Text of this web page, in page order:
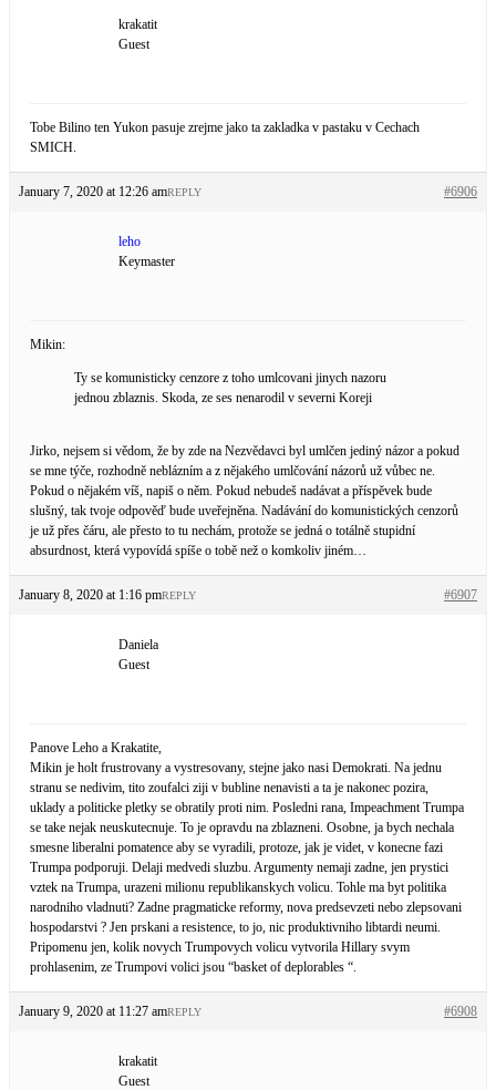
krakatit
Guest
Tobe Bilino ten Yukon pasuje zrejme jako ta zakladka v pastaku v Cechach
SMICH.
January 7, 2020 at 12:26 am #6906
REPLY
leho
Keymaster
Mikin:
Ty se komunisticky cenzore z toho umlcovani jinych nazoru
jednou zblaznis. Skoda, ze ses nenarodil v severni Koreji
Jirko, nejsem si vědom, že by zde na Nezvědavci byl umlčen jediný názor a pokud
se mne týče, rozhodně neblázním a z nějakého umlčování názorů už vůbec ne.
Pokud o nějakém víš, napiš o něm. Pokud nebudeš nadávat a příspěvek bude
slušný, tak tvoje odpověď bude uveřejněna. Nadávání do komunistických cenzorů
je už přes čáru, ale přesto to tu nechám, protože se jedná o totálně stupidní
absurdnost, která vypovídá spíše o tobě než o komkoliv jiném…
January 8, 2020 at 1:16 pm #6907
REPLY
Daniela
Guest
Panove Leho a Krakatite,
Mikin je holt frustrovany a vystresovany, stejne jako nasi Demokrati. Na jednu
stranu se nedivim, tito zoufalci ziji v bubline nenavisti a ta je nakonec pozira,
uklady a politicke pletky se obratily proti nim. Posledni rana, Impeachment Trumpa
se take nejak neuskutecnuje. To je opravdu na zblazneni. Osobne, ja bych nechala
smesne liberalni pomatence aby se vyradili, protoze, jak je videt, v konecne fazi
Trumpa podporuji. Delaji medvedi sluzbu. Argumenty nemaji zadne, jen prystici
vztek na Trumpa, urazeni milionu republikanskych volicu. Tohle ma byt politika
narodniho vladnuti? Zadne pragmaticke reformy, nova predsevzeti nebo zlepsovani
hospodarstvi ? Jen prskani a resistence, to jo, nic produktivniho libtardi neumi.
Pripomenu jen, kolik novych Trumpovych volicu vytvorila Hillary svym
prohlasenim, ze Trumpovi volici jsou “basket of deplorables “.
January 9, 2020 at 11:27 am #6908
REPLY
krakatit
Guest